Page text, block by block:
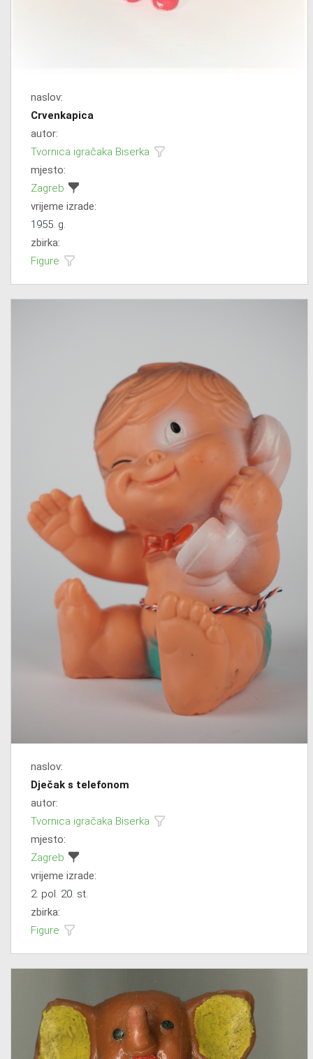
naslov:
Crvenkapica
autor:
Tvornica igračaka Biserka
mjesto:
Zagreb
vrijeme izrade:
1955. g.
zbirka:
Figure
naslov:
Dječak s telefonom
autor:
Tvornica igračaka Biserka
mjesto:
Zagreb
vrijeme izrade:
2. pol. 20. st.
zbirka:
Figure